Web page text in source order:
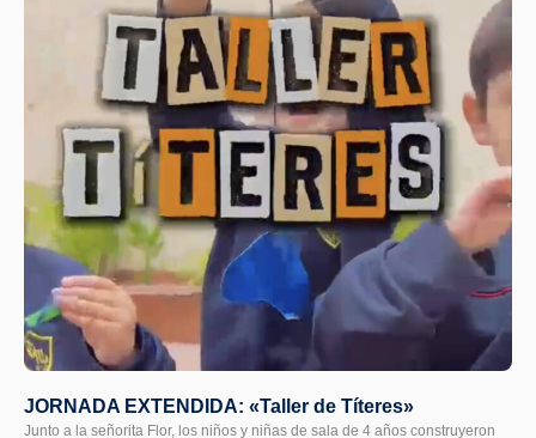
JORNADA EXTENDIDA: «Taller de Títeres»
Junto a la señorita Flor, los niños y niñas de sala de 4 años construyeron